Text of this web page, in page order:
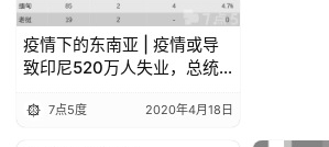
疫情下的东南亚 | 疫情或导
致印尼520万人失业，总统
7点5度 2020年4月18日